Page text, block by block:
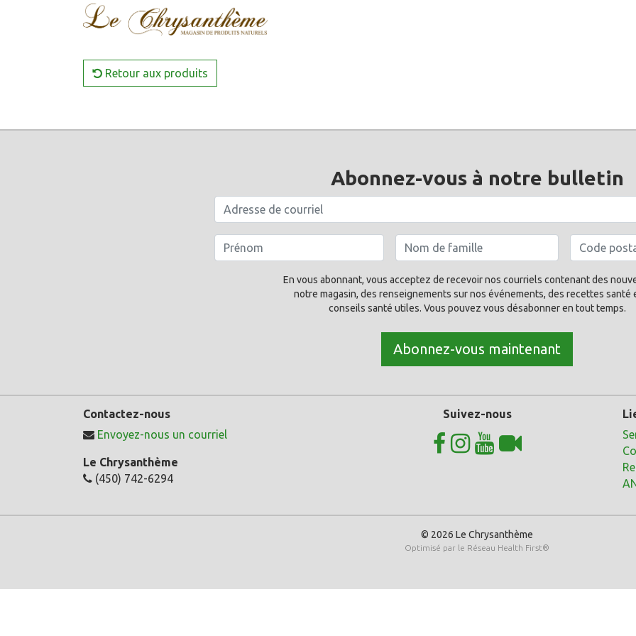
Retour aux produits
Abonnez-vous à notre bulletin
En vous abonnant, vous acceptez de recevoir nos courriels contenant des
notre magasin, des renseignements sur nos événements, des recettes santé
conseils santé utiles. Vous pouvez vous désabonner en tout temps.
Abonnez-vous maintenant
Contactez-nous
Envoyez-nous un courriel
Le Chrysanthème
(450) 742-6294
Suivez-nous
© 2026 Le Chrysanthème
Optimisé par le Réseau Health First®